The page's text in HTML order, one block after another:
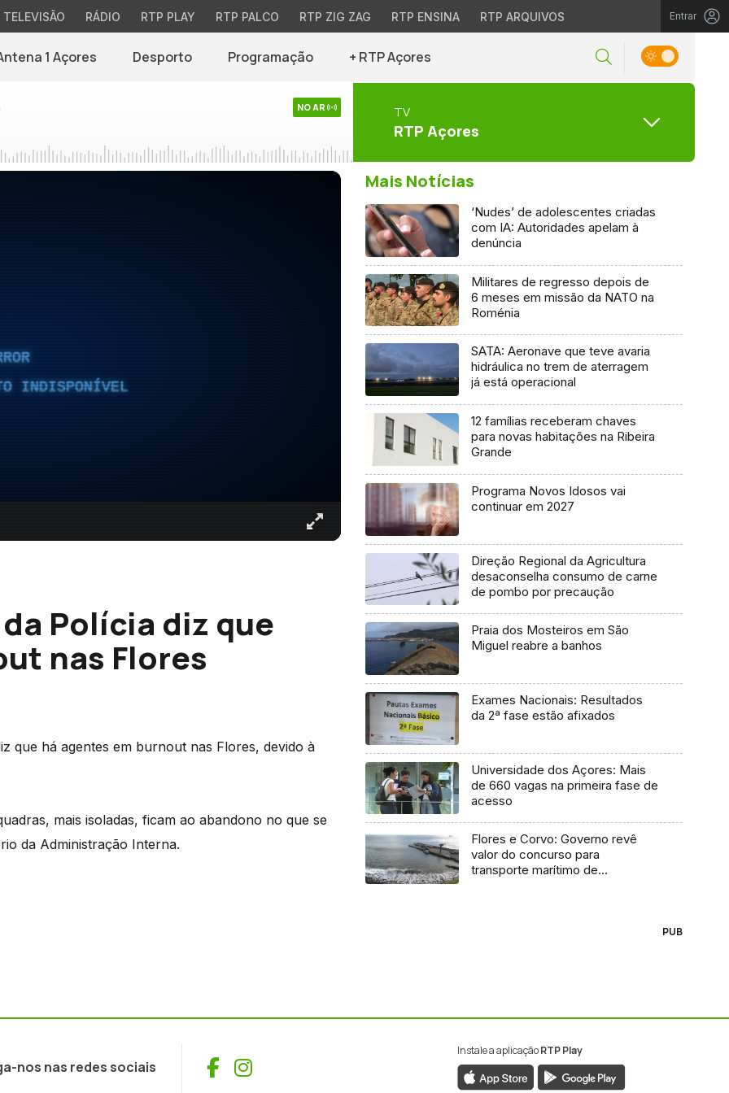
TELEVISÃO RÁDIO RTP PLAY RTP PALCO RTP ZIG ZAG RTP ENSINA RTP ARQUIVOS Entrar
1 Açores Desporto Programação + RTP Açores
NO AR TV
RTP Açores
INDISPONÍVEL
Polícia diz que
nas Flores
que há agentes em burnout nas Flores, devido à
mais isoladas, ficam ao abandono no que se
da Administração Interna.
Mais Notícias
‘Nudes’ de adolescentes criadas
com IA: Autoridades apelam à
denúncia
Militares de regresso depois de
6 meses em missão da NATO na
Roménia
SATA: Aeronave que teve avaria
hidráulica no trem de aterragem
já está operacional
12 famílias receberam chaves
para novas habitações na Ribeira
Grande
Programa Novos Idosos vai
continuar em 2027
Direção Regional da Agricultura
desaconselha consumo de carne
de pombo por precaução
Praia dos Mosteiros em São
Miguel reabre a banhos
Exames Nacionais: Resultados
da 2ª fase estão afixados
Universidade dos Açores: Mais
de 660 vagas na primeira fase de
acesso
Flores e Corvo: Governo revê
valor do concurso para
transporte marítimo de
PUB
nos nas redes sociais Facebook
Instagram
Instale a aplicaçãoRTP Play